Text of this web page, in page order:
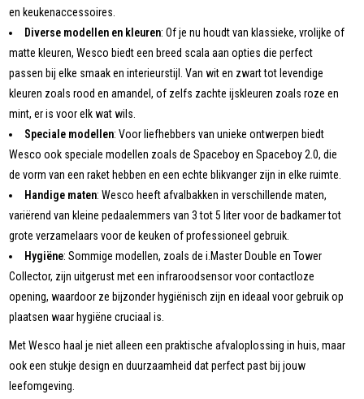
en keukenaccessoires.
Diverse modellen en kleuren: Of je nu houdt van klassieke, vrolijke of
matte kleuren, Wesco biedt een breed scala aan opties die perfect
passen bij elke smaak en interieurstijl. Van wit en zwart tot levendige
kleuren zoals rood en amandel, of zelfs zachte ijskleuren zoals roze en
mint, er is voor elk wat wils.
Speciale modellen: Voor liefhebbers van unieke ontwerpen biedt
Wesco ook speciale modellen zoals de Spaceboy en Spaceboy 2.0, die
de vorm van een raket hebben en een echte blikvanger zijn in elke ruimte.
Handige maten: Wesco heeft afvalbakken in verschillende maten,
variërend van kleine pedaalemmers van 3 tot 5 liter voor de badkamer tot
grote verzamelaars voor de keuken of professioneel gebruik.
Hygiëne: Sommige modellen, zoals de i.Master Double en Tower
Collector, zijn uitgerust met een infraroodsensor voor contactloze
opening, waardoor ze bijzonder hygiënisch zijn en ideaal voor gebruik op
plaatsen waar hygiëne cruciaal is.
Met Wesco haal je niet alleen een praktische afvaloplossing in huis, maar
ook een stukje design en duurzaamheid dat perfect past bij jouw
leefomgeving.